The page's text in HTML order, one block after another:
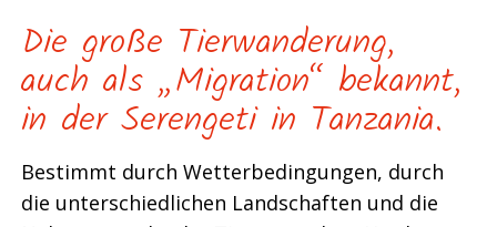
Die große Tierwanderung,
auch als „Migration“ bekannt,
in der Serengeti in Tanzania.
Bestimmt durch Wetterbedingungen, durch
die unterschiedlichen Landschaften und die